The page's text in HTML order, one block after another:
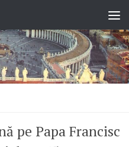
pe Papa Francisc